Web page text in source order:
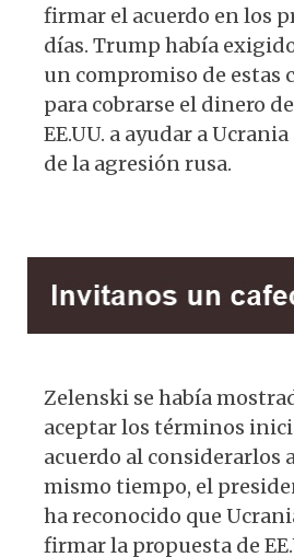
firmar el acuerdo en los
días. Trump había
un compromiso de estas
para cobrarse el dinero
EE.UU. a ayudar a
de la agresión rusa.
Zelenski se había
aceptar los términos
acuerdo al considerarlos
mismo tiempo, el
ha reconocido que
firmar la propuesta de